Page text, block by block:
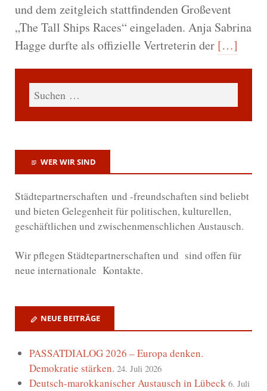
und dem zeitgleich stattfindenden Großevent
„The Tall Ships Races“ eingeladen. Anja Sabrina
Hagge durfte als offizielle Vertreterin der […]
WER WIR SIND
Städtepartnerschaften und -freundschaften sind beliebt
und bieten Gelegenheit für politischen, kulturellen,
geschäftlichen und zwischenmenschlichen Austausch.
Wirpflegen Städtepartnerschaften und sind offen für
neue internationale Kontakte.
NEUE BEITRÄGE
PASSATDIALOG 2026 – Europa denken.
Demokratie stärken. 24. Juli 2026
Deutsch-marokkanischer Austausch in Lübeck 6. Juli